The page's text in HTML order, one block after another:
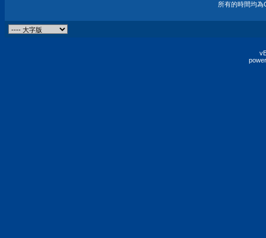
所有的時間均為